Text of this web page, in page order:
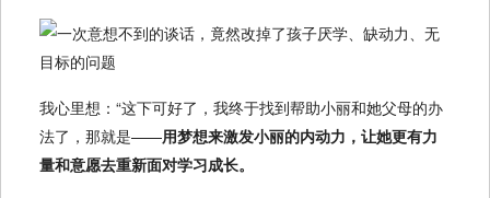
我心里想：“这下可好了，我终于找到帮助小丽和她父母的办
法了，那就是——用梦想来激发小丽的内动力，让她更有力
量和意愿去重新面对学习成长。